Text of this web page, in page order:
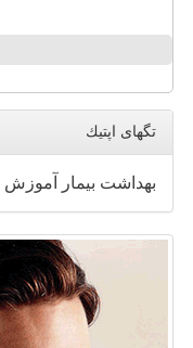
تگهای اپتیك
بهداشت بیمار آموزش